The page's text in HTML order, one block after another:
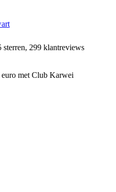
sterren, 299 klantreviews
met Club Karwei